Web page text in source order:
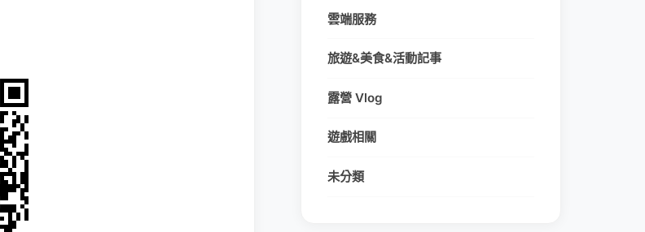
雲端服務
旅遊&美食&活動記事
露營 Vlog
遊戲相關
未分類